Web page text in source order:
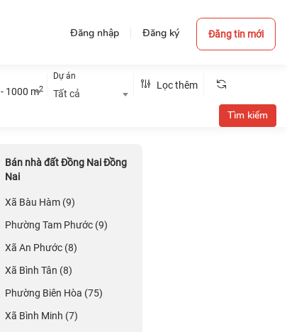
Đăng nhập Đăng ký Đăng tin mới
- 1000 m2
Dự án
Tất cả
Lọc thêm
Bán nhà đất Đồng Nai Đồng
Nai
Xã Bàu Hàm (9)
Phường Tam Phước (9)
Xã An Phước (8)
Xã Bình Tân (8)
Phường Biên Hòa (75)
Xã Bình Minh (7)